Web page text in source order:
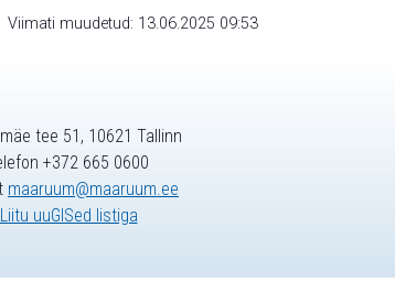
Viimati muudetud: 13.06.2025 09:53
tee 51, 10621 Tallinn
+372 665 0600
maaruum@maaruum.ee
Liitu uuGISed listiga